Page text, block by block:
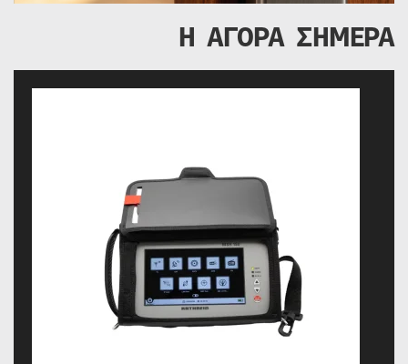
Η ΑΓΟΡΑ ΣΗΜΕΡΑ